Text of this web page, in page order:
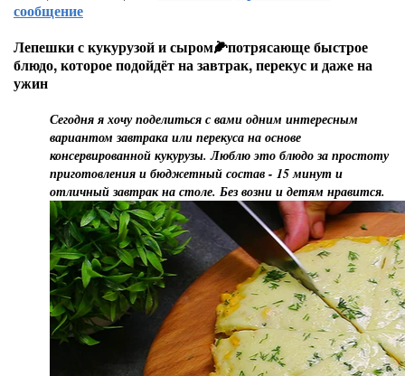
сообщение
Лепешки с кукурузой и сыром🌽потрясающе быстрое
блюдо, которое подойдёт на завтрак, перекус и даже на
ужин
Сегодня я хочу поделиться с вами одним интересным
вариантом завтрака или перекуса на основе
консервированной кукурузы. Люблю это блюдо за простоту
приготовления и бюджетный состав - 15 минут и
отличный завтрак на столе. Без возни и детям нравится.